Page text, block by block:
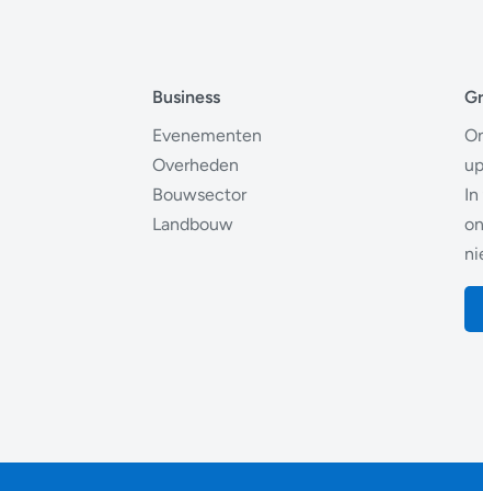
Business
Evenementen
Overheden
Bouwsector
Landbouw